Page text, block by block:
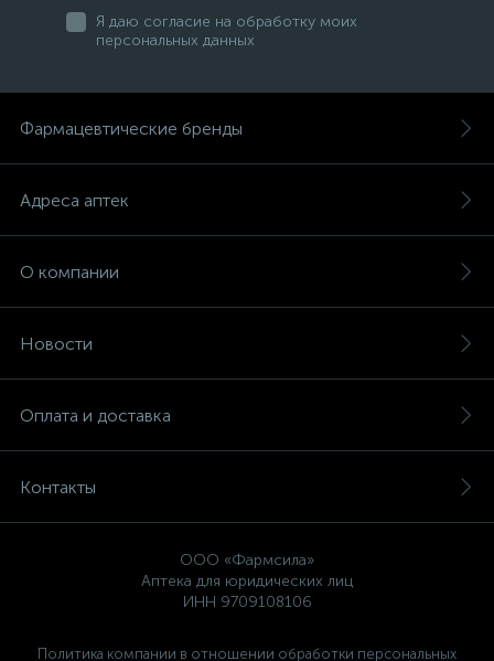
Я даю согласие на обработку моих
персональных данных
Фармацевтические бренды
Адреса аптек
О компании
Новости
Оплата и доставка
Контакты
ООО «Фармсила»
Аптека для юридических лиц
ИНН 9709108106
Политика компании в отношении обработки персональных